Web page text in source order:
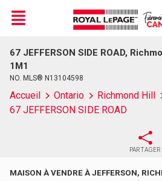
Live
En Direct
Menu
67 JEFFERSON SIDE ROAD,
1M1
NO. MLS® N13104598
Accueil Ontario
Richmond Hill
67 JEFFERSON SIDE ROAD
PARTAGER
MAISON À VENDRE À JEFFERSON,